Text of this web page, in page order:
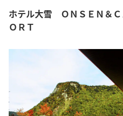
ホテル大雪 ＯＮＳＥＮ＆
ＯＲＴ